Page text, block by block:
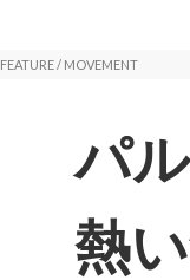
FEATURE / MOVEMENT
パ
熱